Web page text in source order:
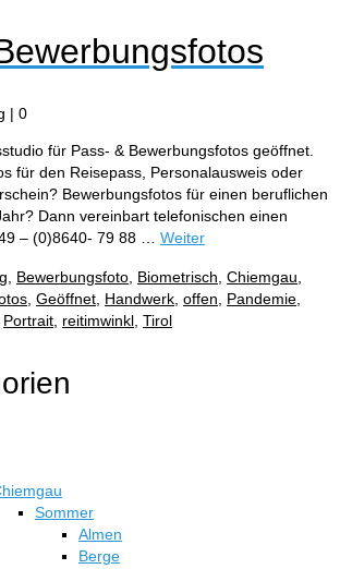
| 0
für Pass- & Bewerbungsfotos geöffnet.
für den Reisepass, Personalausweis oder
Bewerbungsfotos für einen beruflichen
Dann vereinbart telefonischen einen
– (0)8640- 79 88 … Weiter
Bewerbungsfoto Biometrisch Chiemgau
Geöffnet Handwerk offen Pandemie
Portrait reitimwinkl Tirol
Sommer
Almen
Berge